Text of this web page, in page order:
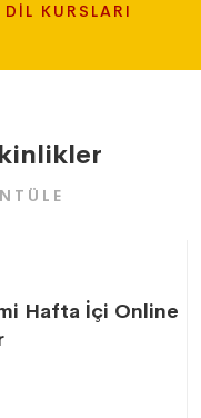
KURSLARI
Hafta İçi Online